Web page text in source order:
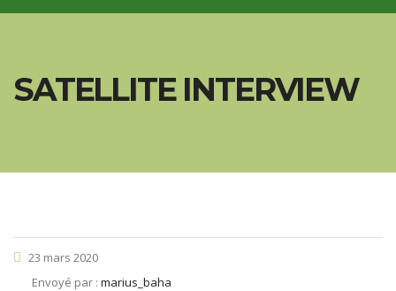
SATELLITE INTERVIEW
23 mars 2020
Envoyé par : marius_baha